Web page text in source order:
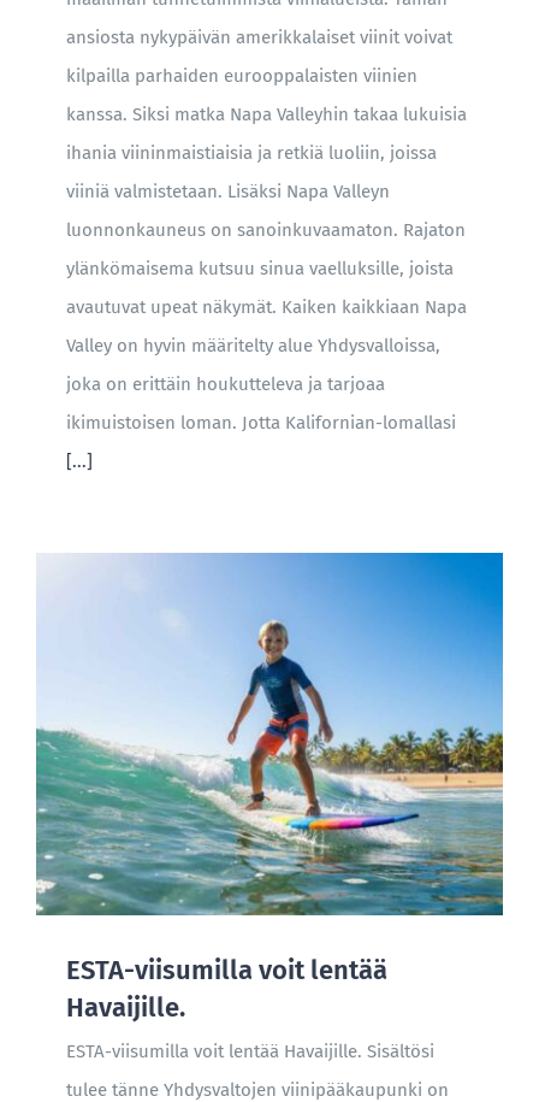
ansiosta nykypäivän amerikkalaiset viinit voivat
kilpailla parhaiden eurooppalaisten viinien
kanssa. Siksi matka Napa Valleyhin takaa lukuisia
ihania viininmaistiaisia ja retkiä luoliin, joissa
viiniä valmistetaan. Lisäksi Napa Valleyn
luonnonkauneus on sanoinkuvaamaton. Rajaton
ylänkömaisema kutsuu sinua vaelluksille, joista
avautuvat upeat näkymät. Kaiken kaikkiaan Napa
Valley on hyvin määritelty alue Yhdysvalloissa,
joka on erittäin houkutteleva ja tarjoaa
ikimuistoisen loman. Jotta Kalifornian-lomallasi
[...]
ESTA-viisumilla voit lentää
Havaijille.
ESTA-viisumilla voit lentää Havaijille. Sisältösi
tulee tänne Yhdysvaltojen viinipääkaupunki on